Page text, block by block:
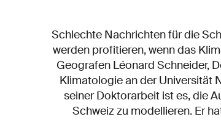
Schlechte Nachrichten für die
werden profitieren, wenn das
Geografen Léonard Schneider,
Klimatologie an der Universität
seiner Doktorarbeit ist es, die
Schweiz zu modellieren. Er